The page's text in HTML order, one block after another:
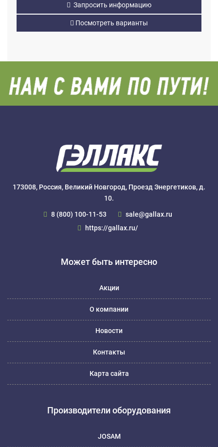
Запросить информацию
Посмотреть варианты
173008, Россия, Великий Новгород, Проезд Энергетиков, д.
10.
8 (800) 100-11-53
sale@gallax.ru
https://gallax.ru/
Может быть интересно
Акции
О компании
Новости
Контакты
Карта сайта
Производители оборудования
JOSAM